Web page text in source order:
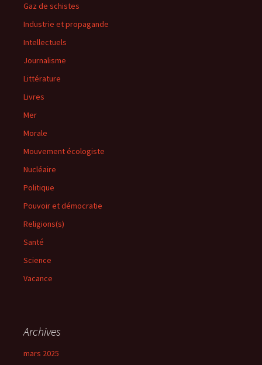
Gaz de schistes
Industrie et propagande
Intellectuels
Journalisme
Littérature
Livres
Mer
Morale
Mouvement écologiste
Nucléaire
Politique
Pouvoir et démocratie
Religions(s)
Santé
Science
Vacance
Archives
mars 2025